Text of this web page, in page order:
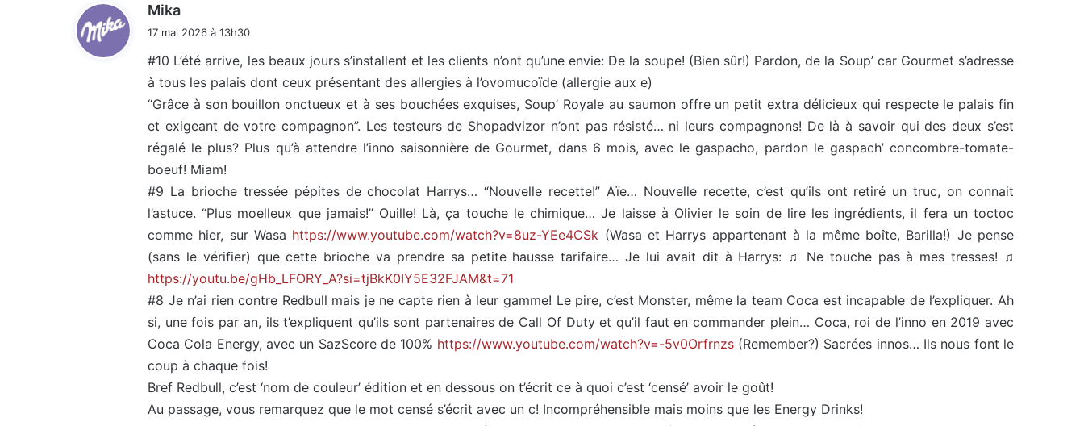
Mika
:
17 mai 2026 à 13h30
#10 L’été arrive, les beaux jours s’installent et les clients n’ont qu’une envie: De la soupe! (Bien sûr!) Pardon, de la Soup’ car Gourmet s’adresse
à tous les palais dont ceux présentant des allergies à l’ovomucoïde (allergie aux e)
“Grâce à son bouillon onctueux et à ses bouchées exquises, Soup’ Royale au saumon offre un petit extra délicieux qui respecte le palais fin
et exigeant de votre compagnon”. Les testeurs de Shopadvizor n’ont pas résisté… ni leurs compagnons! De là à savoir qui des deux s’est
régalé le plus? Plus qu’à attendre l’inno saisonnière de Gourmet, dans 6 mois, avec le gaspacho, pardon le gaspach’ concombre-tomate-
boeuf! Miam!
#9 La brioche tressée pépites de chocolat Harrys… “Nouvelle recette!” Aïe… Nouvelle recette, c’est qu’ils ont retiré un truc, on connait
l’astuce. “Plus moelleux que jamais!” Ouille! Là, ça touche le chimique… Je laisse à Olivier le soin de lire les ingrédients, il fera un toctoc
comme hier, sur Wasa https://www.youtube.com/watch?v=8uz-YEe4CSk (Wasa et Harrys appartenant à la même boîte, Barilla!) Je pense
(sans le vérifier) que cette brioche va prendre sa petite hausse tarifaire… Je lui avait dit à Harrys: ♫ Ne touche pas à mes tresses! ♫
https://youtu.be/gHb_LFORY_A?si=tjBkK0IY5E32FJAM&t=71
#8 Je n’ai rien contre Redbull mais je ne capte rien à leur gamme! Le pire, c’est Monster, même la team Coca est incapable de l’expliquer. Ah
si, une fois par an, ils t’expliquent qu’ils sont partenaires de Call Of Duty et qu’il faut en commander plein… Coca, roi de l’inno en 2019 avec
Coca Cola Energy, avec un SazScore de 100% https://www.youtube.com/watch?v=-5v0Orfrnzs(Remember?) Sacrées innos… Ils nous font le
coup à chaque fois!
Bref Redbull, c’est ‘nom de couleur’ édition et en dessous on t’écrit ce à quoi c’est ‘censé’ avoir le goût!
Au passage, vous remarquez que le mot censé s’écrit avec un c! Incompréhensible mais moins que les Energy Drinks!